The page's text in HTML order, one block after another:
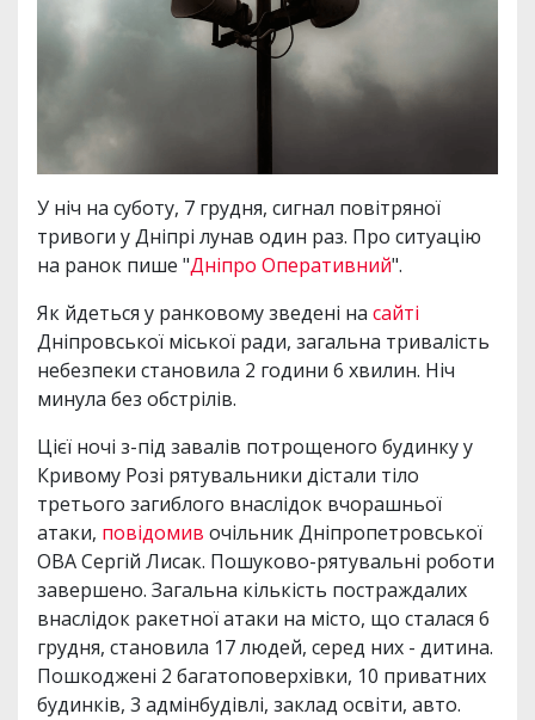
У ніч на суботу, 7 грудня, сигнал повітряної
тривоги у Дніпрі лунав один раз. Про ситуацію
на ранок пише "Дніпро Оперативний".
Як йдеться у ранковому зведені на сайті
Дніпровської міської ради, загальна тривалість
небезпеки становила 2 години 6 хвилин. Ніч
минула без обстрілів.
Цієї ночі з-під завалів потрощеного будинку у
Кривому Розі рятувальники дістали тіло
третього загиблого внаслідок вчорашньої
атаки, повідомив очільник Дніпропетровської
ОВА Сергій Лисак. Пошуково-рятувальні роботи
завершено. Загальна кількість постраждалих
внаслідок ракетної атаки на місто, що сталася 6
грудня, становила 17 людей, серед них - дитина.
Пошкоджені 2 багатоповерхівки, 10 приватних
будинків, 3 адмінбудівлі, заклад освіти, авто.